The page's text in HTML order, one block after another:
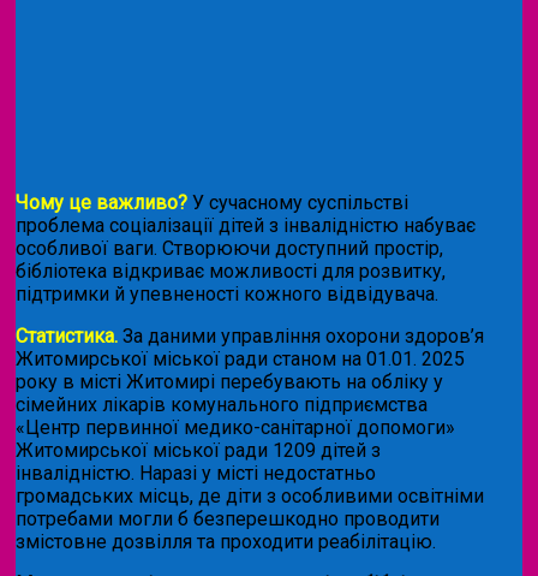
Чому це важливо? У сучасному суспільстві
проблема соціалізації дітей з інвалідністю набуває
особливої ваги. Створюючи доступний простір,
бібліотека відкриває можливості для розвитку,
підтримки й упевненості кожного відвідувача.
Статистика. За даними управління охорони здоров’я
Житомирської міської ради станом на 01.01. 2025
року в місті Житомирі перебувають на обліку у
сімейних лікарів комунального підприємства
«Центр первинної медико-санітарної допомоги»
Житомирської міської ради 1209 дітей з
інвалідністю. Наразі у місті недостатньо
громадських місць, де діти з особливими освітніми
потребами могли б безперешкодно проводити
змістовне дозвілля та проходити реабілітацію.